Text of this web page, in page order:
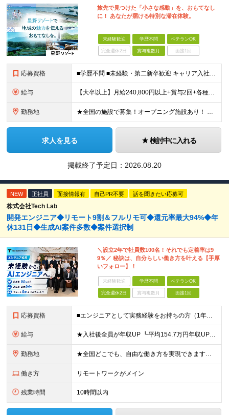
旅先で見つけた「小さな感動」を、おもてなし
に！ あなたが届ける特別な滞在体験。
未経験歓迎 学歴不問 ベテランOK
完全週休2日 賞与複数月 面接1回
応募資格 ■学歴不問 ■未経験・第二新卒歓迎 キャリア入社のメンバーは元美容師、営業、教員などさまざま！ 『遠方への引っ越しが可能な方』や『地方に行ってみたい・勤務したい方』なども この機会に新しい人生にチャ
給与 【大卒以上】月給240,800円以上+賞与2回+各種手当 【短大・専門学校卒】月給204,400円以上+賞与2回+各種手当 【上記以外】月給187,000円以上+賞与2回+各種手当 ※経験、資格、能
勤務地 ★全国の施設で募集！オープニング施設あり！ ★希望しない転勤原則なし 【積極採用エリア】 ■界 蔵王（26年10月開業予定） ※開業前に入社された場合、全国の星野リゾートの施設で勤務後、開業時期に異
求人を見る 検討中に入れる
掲載終了予定日： 2026.08.20
NEW 正社員 面接情報有 自己PR不要 話を聞きたい応募可
株式会社Tech Lab
開発エンジニア◆リモート9割＆フルリモ可◆還元率最大94%◆年
休131日◆生成AI案件多数◆案件選択制
＼設立2年で社員数100名！それでも定着率は9
9％／ 秘訣は、自分らしい働き方を叶える【手厚
いフォロー】！
未経験歓迎 学歴不問 ベテランOK
完全週休2日 賞与複数月 面接1回
応募資格 ■エンジニアとして実務経験をお持ちの方（1年以上） ■学歴不問 ■既卒・第二新卒OK ☆Tech Labの事業内容、ビジョンに共感できる⽅はぜひご応募ください！ ☆意欲重視の採用です！ 「経歴に自信
給与 ★入社後全員が年収UP ┗平均154.7万円年収UP！ ┗最大380万円UPの実績も 月給35万円～100万円＋決算賞与＋各種手当 【 給与イメージ 】 ■経験1年以上…月給35万円～＋決算賞与
勤務地 ★全国どこでも、自由な働き方を実現できます！ 全国のプロジェクト先やフルリモート環境での勤務も可能です。 ＼自由度の高い働き方、叶えます／ ・フルリモートで働きたい ・ハイブリットに働きたい ・家庭
働き方 リモートワークがメイン
残業時間 10時間以内